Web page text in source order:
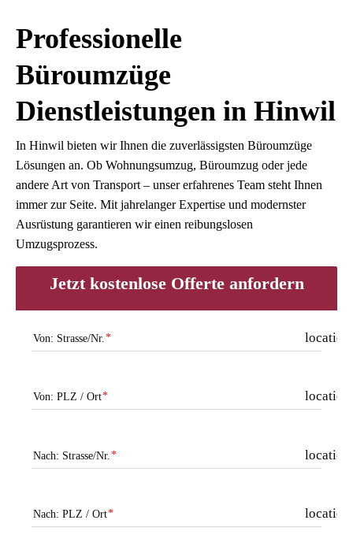
Professionelle
Büroumzüge
Dienstleistungen in Hinwil
In Hinwil bieten wir Ihnen die zuverlässigsten Büroumzüge
Lösungen an. Ob Wohnungsumzug, Büroumzug oder jede
andere Art von Transport – unser erfahrenes Team steht Ihnen
immer zur Seite. Mit jahrelanger Expertise und modernster
Ausrüstung garantieren wir einen reibungslosen
Umzugsprozess.
Jetzt kostenlose Offerte anfordern
Von: Strasse/Nr.
Von: PLZ / Ort
Nach: Strasse/Nr.
Nach: PLZ / Ort